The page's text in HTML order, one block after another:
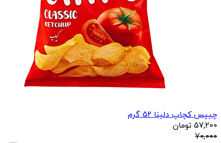
چیپس کچاپ دلینا 52 گرم
57,200 تومان
70,000